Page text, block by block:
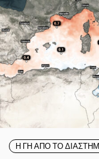
Η ΓΗ ΑΠΟ ΤΟ